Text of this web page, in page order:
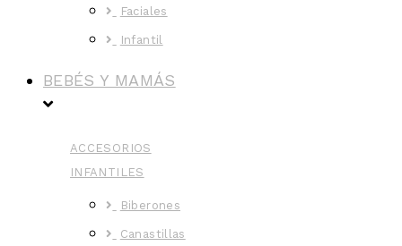
Faciales
Infantil
BEBÉS Y MAMÁS
ACCESORIOS
INFANTILES
Biberones
Canastillas